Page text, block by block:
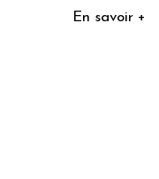
En savoir +